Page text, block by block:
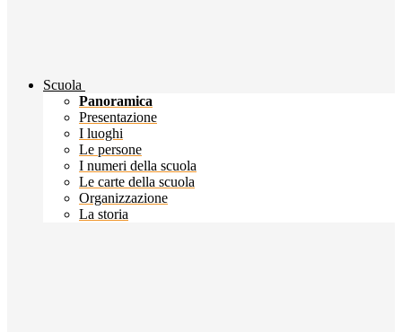
Scuola
Panoramica
Presentazione
I luoghi
Le persone
I numeri della scuola
Le carte della scuola
Organizzazione
La storia